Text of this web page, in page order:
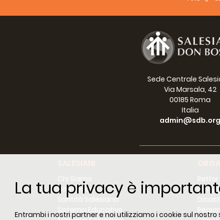
La tua privacy è
Entrambi i nostri partner e noi utilizziamo i cookie sul
I
I
Qui
Sede Centrale
Via Marsala, 42
00185 Roma
Italia
admin@sdb.org
Chi Siamo
Don Bosco
Santità Salesiana
Sistema Educativo
Regioni